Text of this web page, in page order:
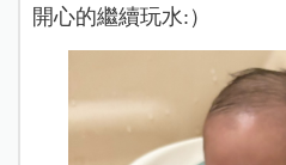
開心的繼續玩水:）